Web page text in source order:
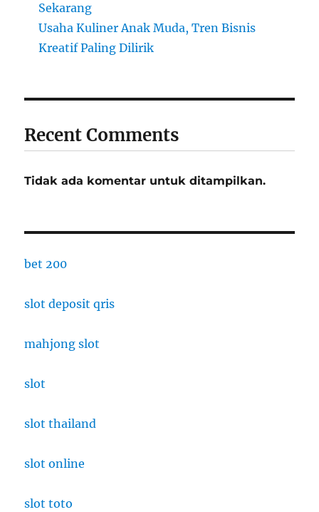
Sekarang
Usaha Kuliner Anak Muda, Tren Bisnis
Kreatif Paling Dilirik
Recent Comments
Tidak ada komentar untuk ditampilkan.
bet 200
slot deposit qris
mahjong slot
slot
slot thailand
slot online
slot toto